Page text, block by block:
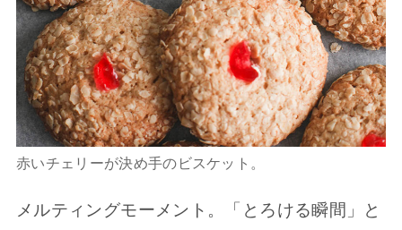
赤いチェリーが決め手のビスケット。
メルティングモーメント。「とろける瞬間」と